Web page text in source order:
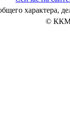
характера,
© ККМ